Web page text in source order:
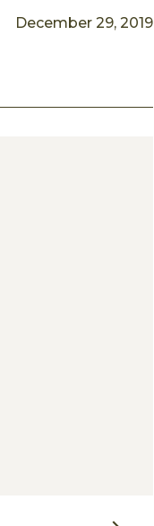
December 29, 2019